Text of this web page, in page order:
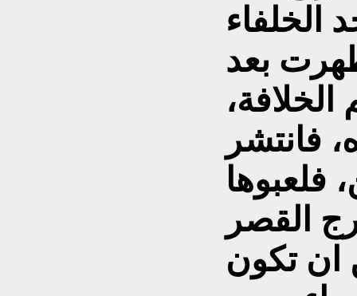
الخلفاء
بعد
فانتشر
فلعبوها
القصر
ان تكون